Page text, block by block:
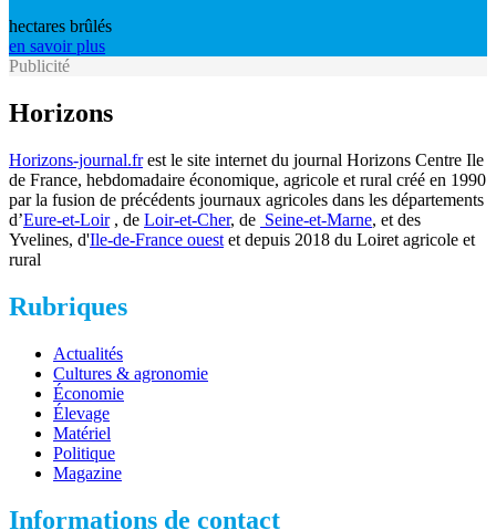
hectares brûlés
en savoir plus
Publicité
Horizons
Horizons-journal.frest le site internet du journal Horizons Centre Ile
de France, hebdomadaire économique, agricole et rural créé en 1990
par la fusion de précédents journaux agricoles dans les départements
d’Eure-et-Loir, de Loir-et-Cher, de Seine-et-Marne, et des
Yvelines, d'Ile-de-France ouest et depuis 2018 du Loiret agricole et
rural
Rubriques
Actualités
Cultures & agronomie
Économie
Élevage
Matériel
Politique
Magazine
Informations de contact